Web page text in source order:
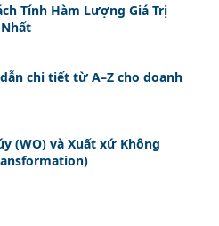
Tính Hàm Lượng Giá Trị
Nhất
chi tiết từ A–Z cho doanh
(WO) và Xuất xứ Không